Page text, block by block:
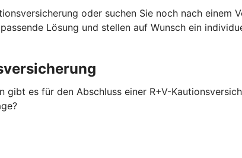
oder suchen Sie noch nach
Lösung und stellen auf Wunsch ein
gibt es für den Abschluss einer R+V-